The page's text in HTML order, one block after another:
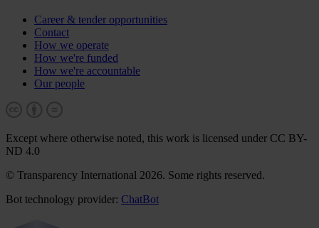
Career & tender opportunities
Contact
How we operate
How we're funded
How we're accountable
Our people
Except where otherwise noted, this work is licensed under CC BY-
ND 4.0
© Transparency International 2026. Some rights reserved.
Bot technology provider: ChatBot